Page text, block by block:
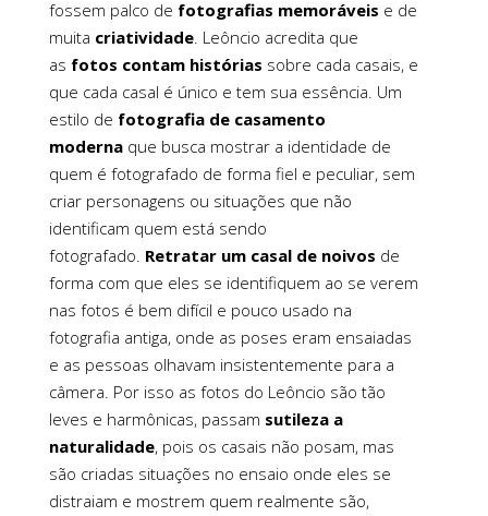
fossem palco de fotografias memoráveis e de
muita criatividade. Leôncio acredita que
as fotos contam histórias sobre cada casais, e
que cada casal é único e tem sua essência. Um
estilo de fotografia de casamento
moderna que busca mostrar a identidade de
quem é fotografado de forma fiel e peculiar, sem
criar personagens ou situações que não
identificam quem está sendo
fotografado. Retratar um casal de noivos de
forma com que eles se identifiquem ao se verem
nas fotos é bem difícil e pouco usado na
fotografia antiga, onde as poses eram ensaiadas
e as pessoas olhavam insistentemente para a
câmera. Por isso as fotos do Leôncio são tão
leves e harmônicas, passam sutileza a
naturalidade, pois os casais não posam, mas
são criadas situações no ensaio onde eles se
distraiam e mostrem quem realmente são,